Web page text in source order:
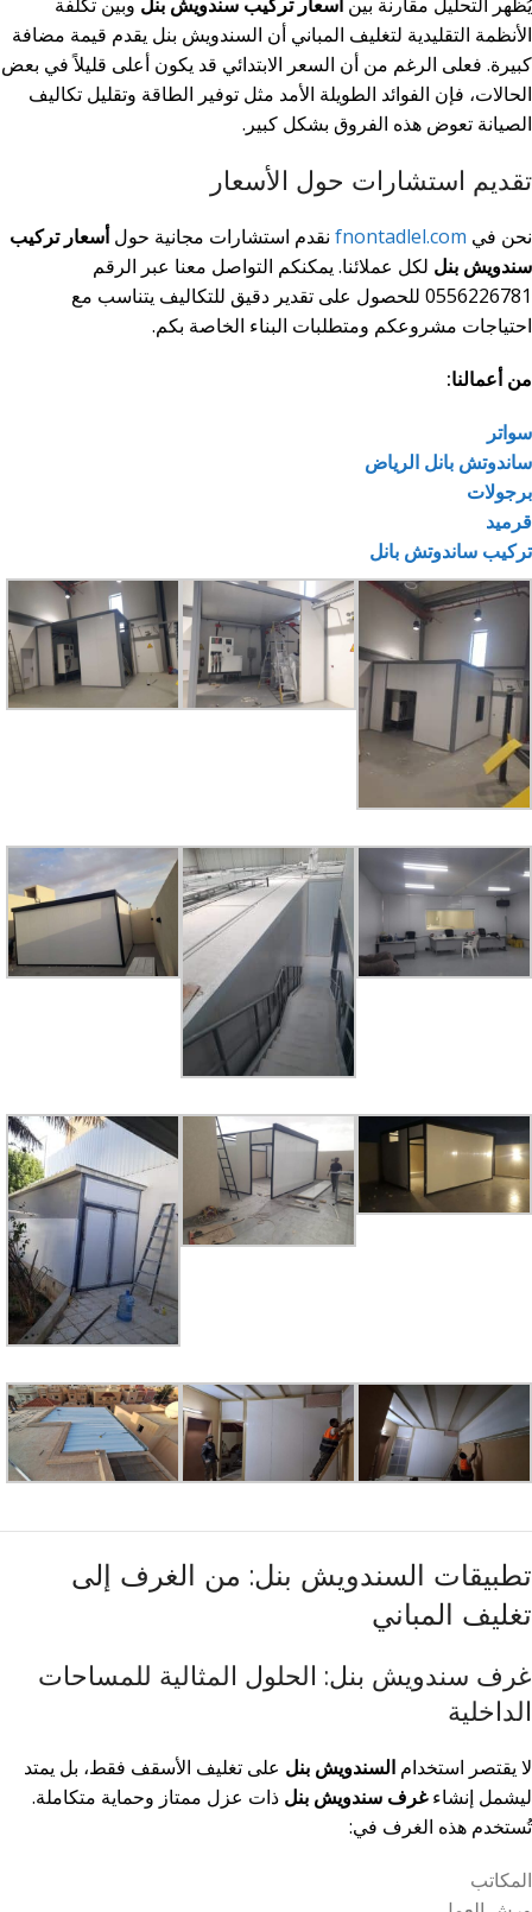
الأنظمة التقليدية لتغليف المباني أن السندويش بنل يقدم قيمة مضافة
كبيرة. فعلى الرغم من أن السعر الابتدائي قد يكون أعلى قليلاً في بعض
الحالات، فإن الفوائد الطويلة الأمد مثل توفير الطاقة وتقليل تكاليف
الصيانة تعوض هذه الفروق بشكل كبير.
تقديم استشارات حول الأسعار
نحن في fnontadlel.com نقدم استشارات مجانية حولأسعار تركيب
سندويش بنل لكل عملائنا. يمكنكم التواصل معنا عبر الرقم
0556226781 للحصول على تقدير دقيق للتكاليف يتناسب مع
احتياجات مشروعكم ومتطلبات البناء الخاصة بكم.
من أعمالنا:
سواتر
ساندوتش بانل الرياض
برجولات
قرميد
تركيب ساندوتش بانل
تطبيقات السندويش بنل: من الغرف إلى
تغليف المباني
غرف سندويش بنل: الحلول المثالية للمساحات
الداخلية
لا يقتصر استخدام السندويش بنل على تغليف الأسقف فقط، بل يمتد
ليشمل إنشاءغرف سندويش بنل ذات عزل ممتاز وحماية متكاملة.
تُستخدم هذه الغرف في:
المكاتب